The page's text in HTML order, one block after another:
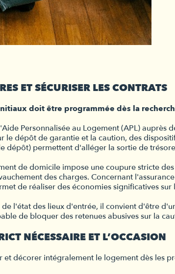
ET SÉCURISER LES CONTRATS
doit être programmée dès la
Personnalisée au Logement (APL)
le dépôt de garantie et la caution, des
dépôt) permettent d'alléger la sortie de
de domicile impose une coupure stricte
des charges. Concernant
de réaliser des économies significatives sur
de l'état des lieux d'entrée, il convient d'être
de bloquer des retenues abusives sur la
NÉCESSAIRE ET L’OCCASION
décorer intégralement le logement dès les